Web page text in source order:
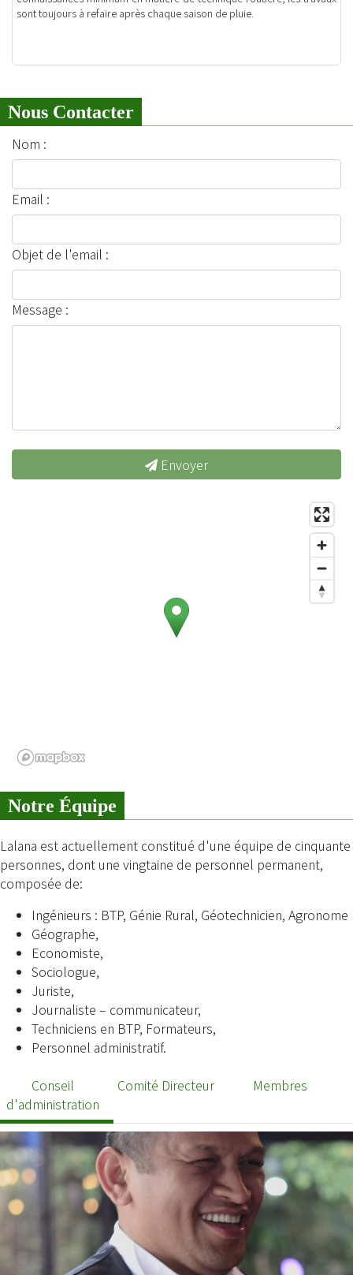
sont toujours à refaire après chaque saison de pluie.
Nous Contacter
Nom :
Email :
Objet de l'email :
Message :
Envoyer
Notre Équipe
Lalana est actuellement constitué d'une équipe de cinquante
personnes, dont une vingtaine de personnel permanent,
composée de:
Ingénieurs : BTP, Génie Rural, Géotechnicien, Agronome
Géographe,
Economiste,
Sociologue,
Juriste,
Journaliste – communicateur,
Techniciens en BTP, Formateurs,
Personnel administratif.
Conseil
d'administration
Comité Directeur Membres